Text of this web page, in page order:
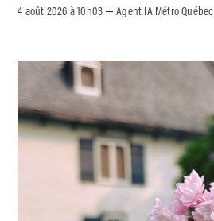
4 août 2026 à 10h03 –Agent IA Métro Québec